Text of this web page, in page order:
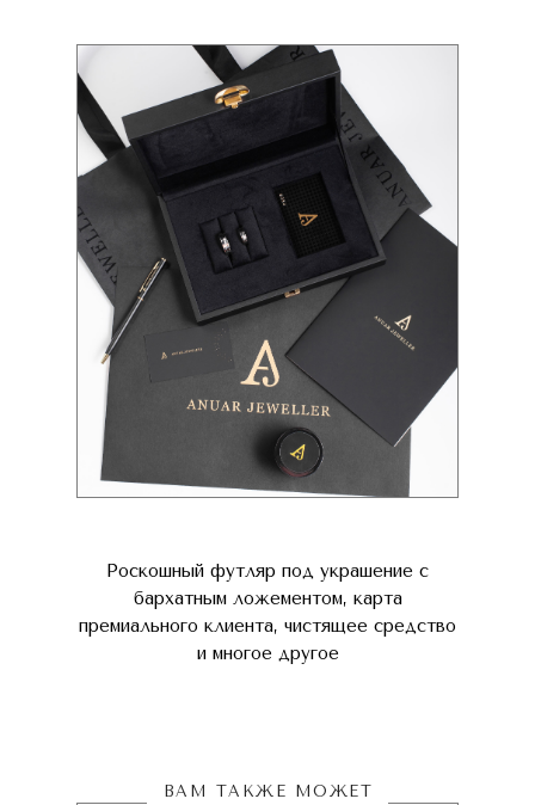
Роскошный футляр под украшение с
бархатным ложементом, карта
премиального клиента, чистящее средство
и многое другое
ВАМ ТАКЖЕ МОЖЕТ